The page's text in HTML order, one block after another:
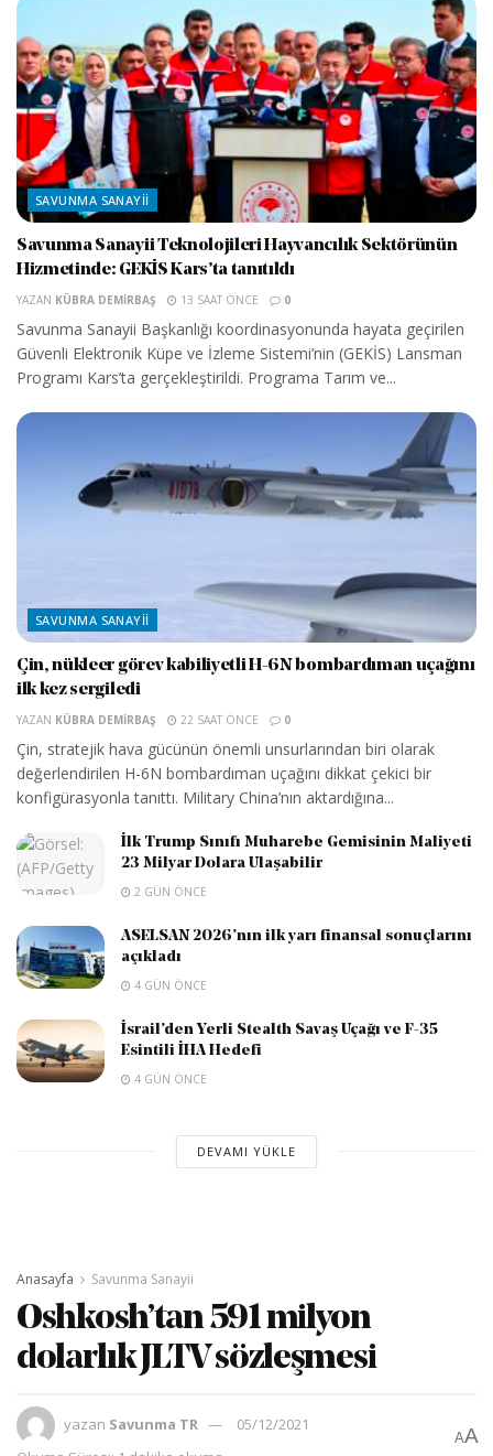
SAVUNMA SANAYII
Savunma Sanayii Teknolojileri Hayvancılık Sektörünün
Hizmetinde: GEKİS Kars’ta tanıtıldı
YAZAN KÜBRA DEMIRBAŞ 13 SAAT ÖNCE 0
Savunma Sanayii Başkanlığı koordinasyonunda hayata geçirilen
Güvenli Elektronik Küpe ve İzleme Sistemi’nin (GEKİS) Lansman
Programı Kars’ta gerçekleştirildi. Programa Tarım ve...
SAVUNMA SANAYII
Çin, nükleer görev kabiliyetli H-6N bombardıman uçağını
ilk kez sergiledi
YAZAN KÜBRA DEMIRBAŞ 22 SAAT ÖNCE 0
Çin, stratejik hava gücünün önemli unsurlarından biri olarak
değerlendirilen H-6N bombardıman uçağını dikkat çekici bir
konfigürasyonla tanıttı. Military China’nın aktardığına...
İlk Trump Sınıfı Muharebe Gemisinin Maliyeti
23 Milyar Dolara Ulaşabilir
2 GÜN ÖNCE
ASELSAN 2026’nın ilk yarı finansal sonuçlarını
açıkladı
4 GÜN ÖNCE
İsrail’den Yerli Stealth Savaş Uçağı ve F-35
Esintili İHA Hedefi
4 GÜN ÖNCE
DEVAMI YÜKLE
Anasayfa Savunma Sanayii
Oshkosh’tan 591 milyon
dolarlık JLTV sözleşmesi
yazan Savunma TR
05/12/2021
AA